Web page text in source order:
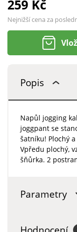
259 Kč
Nejnižší cena za
Popis
Napůl jogging
joggpant se
šatníku! Plochý
Vpředu plochý,
šňůrka. 2
Parametry